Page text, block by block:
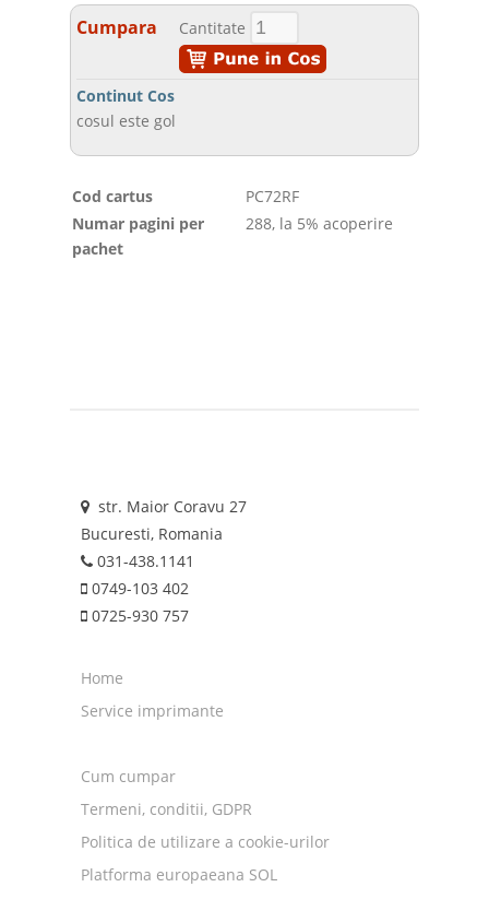
Cumpara Cantitate
Continut Cos
cosul este gol
Cod cartus
PC72RF
Numar pagini per
pachet
288, la 5% acoperire
str. Maior Coravu 27
Bucuresti, Romania
031-438.1141
0749-103 402
0725-930 757
Home
Service imprimante
Cum cumpar
Termeni, conditii, GDPR
Politica de utilizare a cookie-urilor
Platforma europaeana SOL